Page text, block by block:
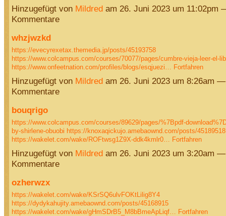
Hinzugefügt von Mildredam 26. Juni 2023 um 11:02pm
Kommentare
whzjwzkd
https://evecyrexetax.themedia.jp/posts/45193758
https://www.colcampus.com/courses/70077/pages/cumbre-vieja-leer-el-
https://www.onfeetnation.com/profiles/blogs/esqjuezi…
Fortfahren
Hinzugefügt von Mildredam 26. Juni 2023 um 8:26am
Kommentare
bouqrigo
https://www.colcampus.com/courses/89629/pages/%7Bpdf-
by-shirlene-obuobi https://knoxaqickujo.amebaownd.com/posts/45189518
https://wakelet.com/wake/ROFtwsg1Z9X-ddk4kmlr0…
Fortfahren
Hinzugefügt von Mildredam 26. Juni 2023 um 3:20am
Kommentare
ozherwzx
https://wakelet.com/wake/KSrSQ6ulvFOKtLilig8Y4
https://dydykahujity.amebaownd.com/posts/45168915
https://wakelet.com/wake/gHmSDrB5_M8bBmeApLiqf…
Fortfahren